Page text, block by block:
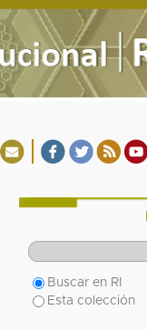
Buscar en RI
Esta colección